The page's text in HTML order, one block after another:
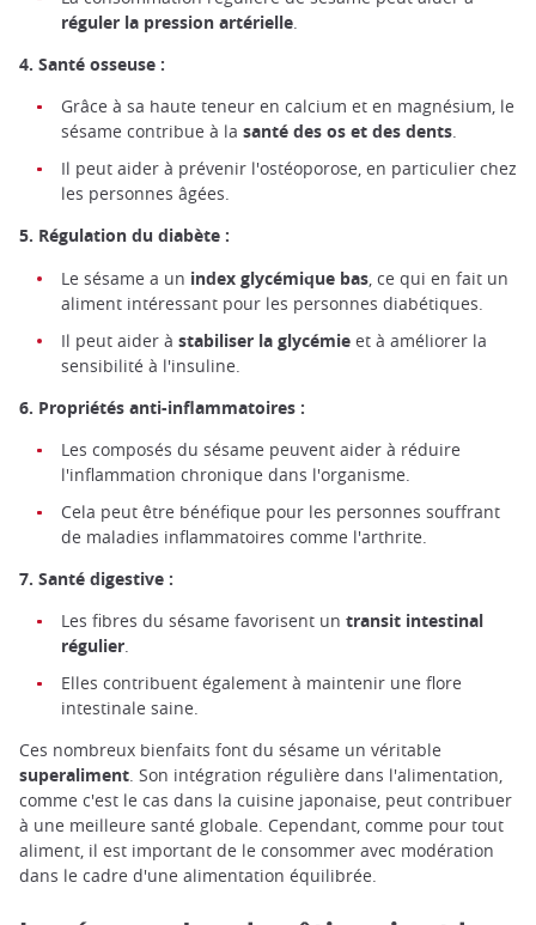
réguler la pression artérielle.
4. Santé osseuse :
Grâce à sa haute teneur en calcium et en magnésium, le
sésame contribue à la santé des os et des dents.
Il peut aider à prévenir l'ostéoporose, en particulier chez
les personnes âgées.
5. Régulation du diabète :
Le sésame a un index glycémique bas , ce qui en fait un
aliment intéressant pour les personnes diabétiques.
Il peut aider à stabiliser la glycémie et à améliorer la
sensibilité à l'insuline.
6. Propriétés anti-inflammatoires :
Les composés du sésame peuvent aider à réduire
l'inflammation chronique dans l'organisme.
Cela peut être bénéfique pour les personnes souffrant
de maladies inflammatoires comme l'arthrite.
7. Santé digestive :
Les fibres du sésame favorisent un transit intestinal
régulier.
Elles contribuent également à maintenir une flore
intestinale saine.
Ces nombreux bienfaits font du sésame un véritable
superaliment. Son intégration régulière dans l'alimentation,
comme c'est le cas dans la cuisine japonaise, peut contribuer
à une meilleure santé globale. Cependant, comme pour tout
aliment, il est important de le consommer avec modération
dans le cadre d'une alimentation équilibrée.